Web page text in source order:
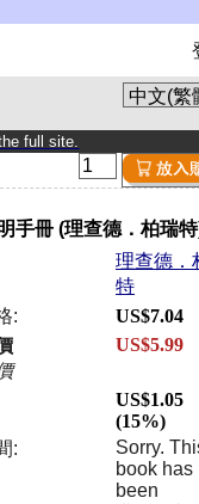
full site.
手冊 (理查德．柏瑞
理查德．
特
:
US$7.04
US$5.99
US$1.05
(15%)
:
Sorry.
book has
been